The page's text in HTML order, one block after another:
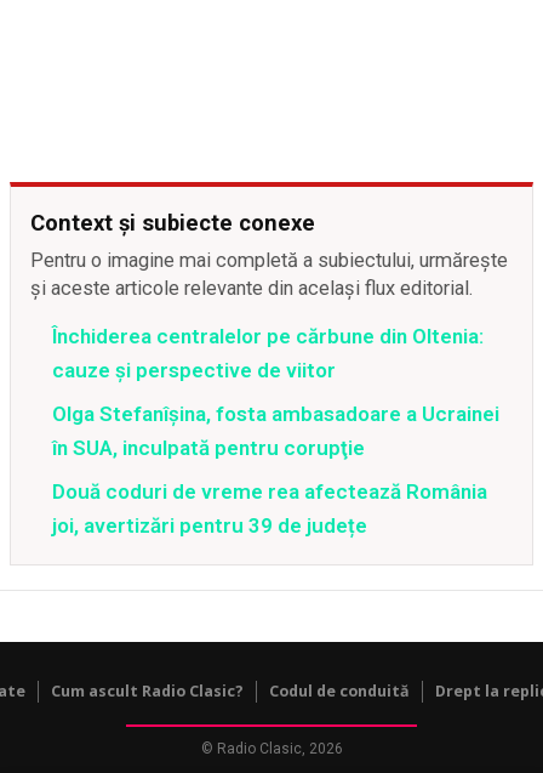
Context și subiecte conexe
Pentru o imagine mai completă a subiectului, urmărește
și aceste articole relevante din același flux editorial.
Închiderea centralelor pe cărbune din Oltenia:
cauze și perspective de viitor
Olga Stefanîşina, fosta ambasadoare a Ucrainei
în SUA, inculpată pentru corupţie
Două coduri de vreme rea afectează România
joi, avertizări pentru 39 de județe
Cum ascult Radio Clasic? Codul de conduită Drept la
© Radio Clasic, 2026